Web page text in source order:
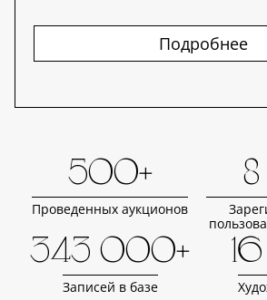
Подробнее
500+
Проведенных аукционов
343 000+
Записей в базе